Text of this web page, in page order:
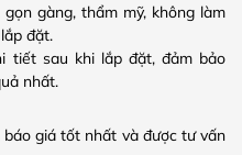
gàng, thẩm mỹ, không làm
đặt.
tiết sau khi lắp đặt, đảm bảo
nhất.
giá tốt nhất và được tư vấn